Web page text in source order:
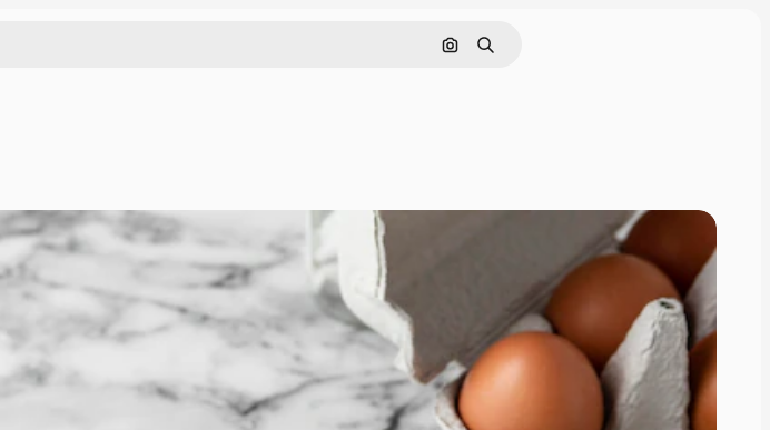
Cerca per immagine
Ricerca